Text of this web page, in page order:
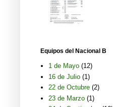
Equipos del Nacional B
1 de Mayo (12)
16 de Julio (1)
22 de Octubre (2)
23 de Marzo (1)